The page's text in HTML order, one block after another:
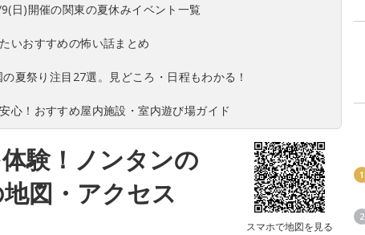
日)開催の関東の夏休みイベント一覧
いおすすめの怖い話まとめ
の夏祭り注目27選。見どころ・日程もわかる！
心！おすすめ屋内施設・室内遊び場ガイド
験！ノンタンの
図・アクセス
スマホで地図を見る
1
2